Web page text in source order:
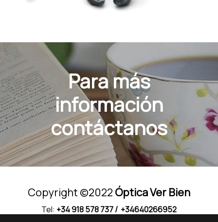
Para más
información
contáctanos
Copyright ©2022 Óptica Ver Bien
Tel: +34 918 578 737/ +34640266952